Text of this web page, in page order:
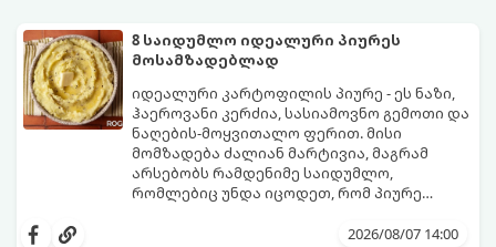
8 საიდუმლო იდეალური პიურეს
მოსამზადებლად
იდეალური კარტოფილის პიურე - ეს ნაზი,
ჰაეროვანი კერძია, სასიამოვნო გემოთი და
ნაღების-მოყვითალო ფერით. მისი
მომზადება ძალიან მარტივია, მაგრამ
არსებობს რამდენიმე საიდუმლო,
რომლებიც უნდა იცოდეთ, რომ პიურე
2026/08/07 14:00